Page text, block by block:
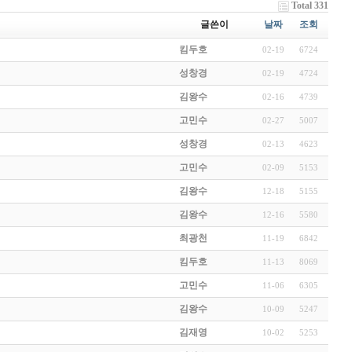
Total 331
글쓴이 날짜 조회
킴두호 02-19 6724
성창경 02-19 4724
김왕수 02-16 4739
고민수 02-27 5007
성창경 02-13 4623
고민수 02-09 5153
김왕수 12-18 5155
김왕수 12-16 5580
최광천 11-19 6842
킴두호 11-13 8069
고민수 11-06 6305
김왕수 10-09 5247
김재영 10-02 5253